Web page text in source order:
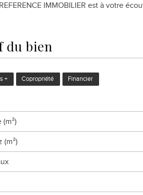
IMMOBILIER est à votre
du bien
+ Copropriété Financier
(m²)
(m²)